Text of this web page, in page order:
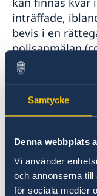
Samtycke
Denna webbplats
Vi använder
och annonserna till
för sociala medier
inträffade,
bevis i en
polisanmälan
få
- Kontakta det
varje konsulat
information och
- Prata med
- Försök att
möjligt av
plats och